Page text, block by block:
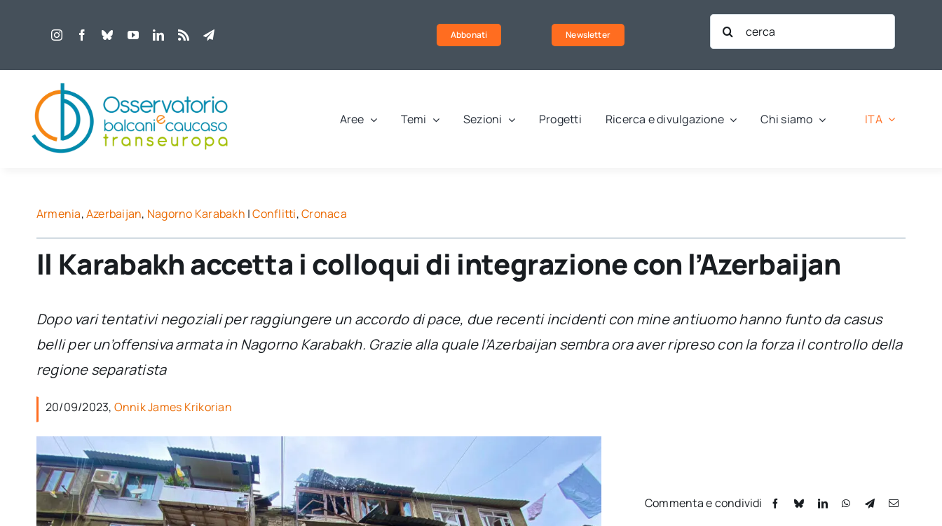
Abbonati Newsletter
Cerca
per:
Aree Temi Sezioni Progetti Ricerca e divulgazione Chi siamo ITA
Armenia,Azerbaijan, Nagorno Karabakh |Conflitti,Cronaca
Il Karabakh accetta i colloqui di integrazione con l’Azerbaijan
Dopo vari tentativi negoziali per raggiungere un accordo di pace, due recenti incidenti con mine antiuomo hanno funto da casus
belli per un’offensiva armata in Nagorno Karabakh. Grazie alla quale l’Azerbaijan sembra ora aver ripreso con la forza il controllo della
regione separatista
20/09/2023, Onnik James Krikorian
Commenta e condividi